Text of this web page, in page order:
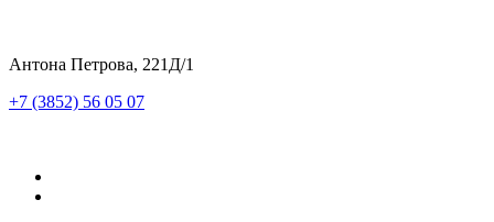
Антона Петрова, 221Д/1
+7 (3852) 56 05 07